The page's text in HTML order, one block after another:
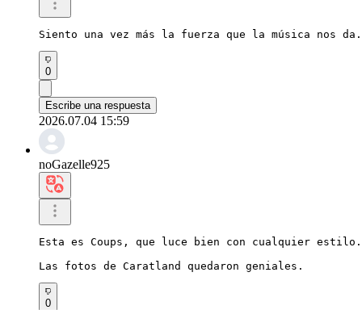
Siento una vez más la fuerza que la música nos
0
Escribe una respuesta
2026.07.04 15:59
noGazelle925
Esta es Coups, que luce bien con cualquier estilo.
Las fotos de Caratland quedaron geniales.
0